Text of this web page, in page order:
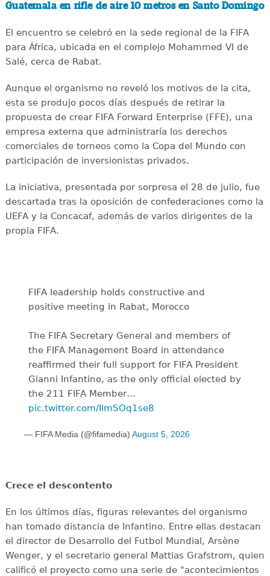
Guatemala en rifle de aire 10 metros en Santo Domingo
El encuentro se celebró en la sede regional de la FIFA
para África, ubicada en el complejo Mohammed VI de
Salé, cerca de Rabat.
Aunque el organismo no reveló los motivos de la cita,
esta se produjo pocos días después de retirar la
propuesta de crear FIFA Forward Enterprise (FFE), una
empresa externa que administraría los derechos
comerciales de torneos como la Copa del Mundo con
participación de inversionistas privados.
La iniciativa, presentada por sorpresa el 28 de julio, fue
descartada tras la oposición de confederaciones como la
UEFA y la Concacaf, además de varios dirigentes de la
propia FIFA.
FIFA leadership holds constructive and
positive meeting in Rabat, Morocco
The FIFA Secretary General and members of
the FIFA Management Board in attendance
reaffirmed their full support for FIFA President
Gianni Infantino, as the only official elected by
the 211 FIFA Member…
pic.twitter.com/IlmSOq1se8
— FIFA Media (@fifamedia) August 5, 2026
Crece el descontento
En los últimos días, figuras relevantes del organismo
han tomado distancia de Infantino. Entre ellas destacan
el director de Desarrollo del Futbol Mundial, Arsène
Wenger, y el secretario general Mattias Grafstrom, quien
calificó el proyecto como una serie de "acontecimientos